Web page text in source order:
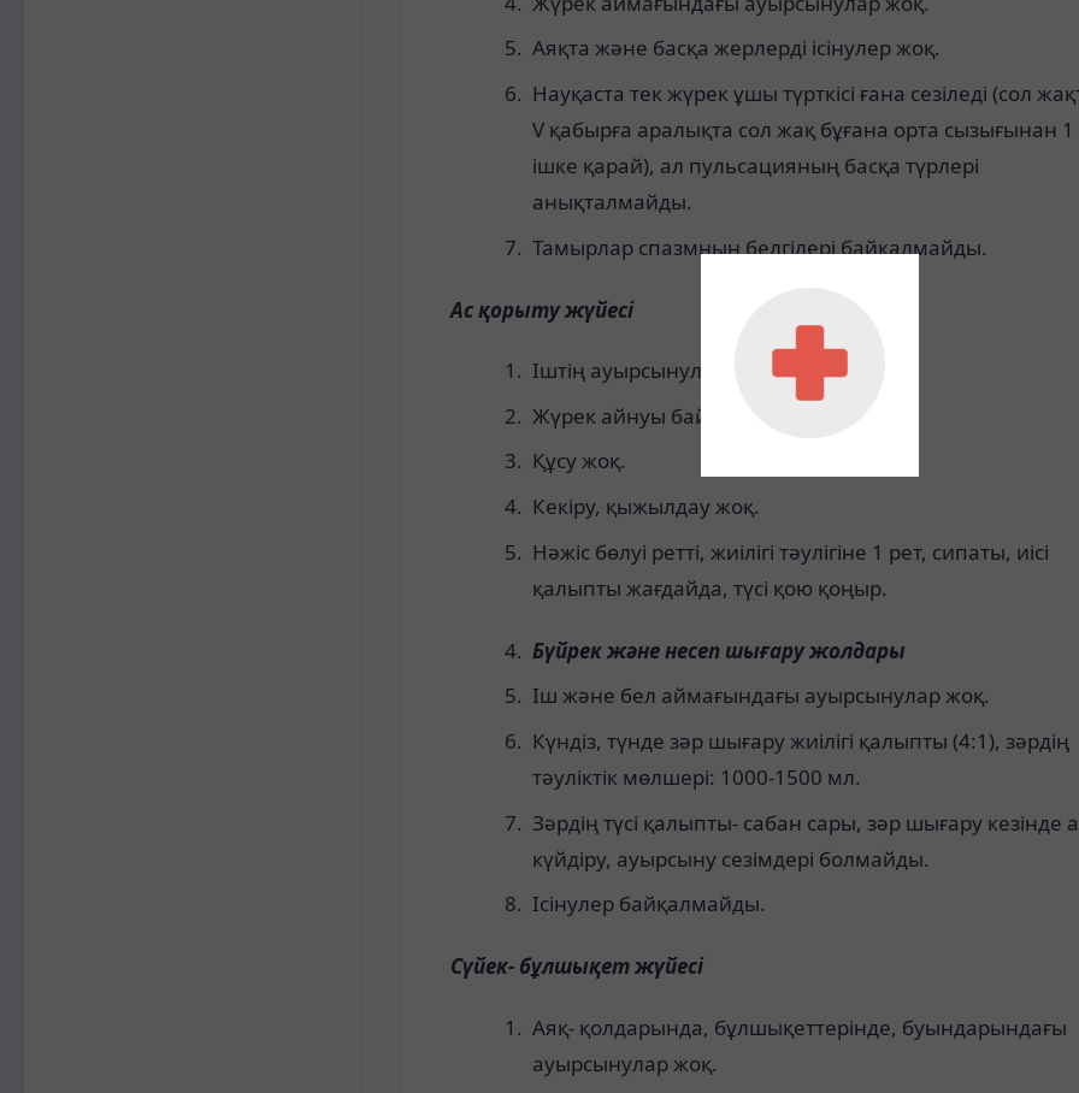
Аяқта және басқа жерлерді ісінулер жоқ.
Науқаста тек жүрек ұшы түрткісі ғана сезіледі (сол
V қабырға аралықта сол жақ бұғана орта сызығынан
ішке қарай), ал пульсацияның басқа түрлері
анықталмайды.
Тамырлар спазмның белгілері байқалмайды.
Ас қорыту жүйесі
Іштің ауырсынулары байқалмайды.
Жүрек айнуы байқалмайды.
Құсу жоқ.
Кекіру, қыжылдау жоқ.
Нәжіс бөлуі ретті, жиілігі тәулігіне 1 рет, сипаты, иісі
қалыпты жағдайда, түсі қою қоңыр.
Бүйрек және несеп шығару жолдары
Іш және бел аймағындағы ауырсынулар жоқ.
Күндіз, түнде зәр шығару жиілігі қалыпты (4:1), зәрдің
тәуліктік мөлшері: 1000-1500 мл.
Зәрдің түсі қалыпты- сабан сары, зәр шығару кезінде
күйдіру, ауырсыну сезімдері болмайды.
Ісінулер байқалмайды.
Сүйек- бұлшықет жүйесі
Аяқ- қолдарында, бұлшықеттерінде, буындарындағы
ауырсынулар жоқ.